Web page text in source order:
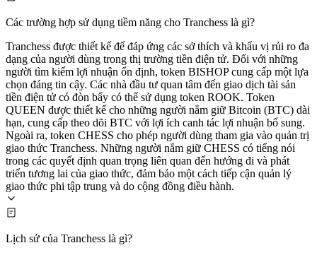
Các trường hợp sử dụng tiềm năng cho Tranchess là gì?
Tranchess được thiết kế để đáp ứng các sở thích và khẩu vị rủi ro đa
dạng của người dùng trong thị trường tiền điện tử. Đối với những
người tìm kiếm lợi nhuận ổn định, token BISHOP cung cấp một lựa
chọn đáng tin cậy. Các nhà đầu tư quan tâm đến giao dịch tài sản
tiền điện tử có đòn bẩy có thể sử dụng token ROOK. Token
QUEEN được thiết kế cho những người nắm giữ Bitcoin (BTC) dài
hạn, cung cấp theo dõi BTC với lợi ích canh tác lợi nhuận bổ sung.
Ngoài ra, token CHESS cho phép người dùng tham gia vào quản trị
giao thức Tranchess. Những người nắm giữ CHESS có tiếng nói
trong các quyết định quan trọng liên quan đến hướng đi và phát
triển tương lai của giao thức, đảm bảo một cách tiếp cận quản lý
giao thức phi tập trung và do cộng đồng điều hành.
Lịch sử của Tranchess là gì?